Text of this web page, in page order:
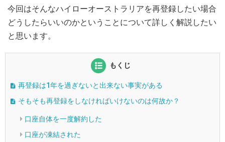
今回はそんなハイローオーストラリアを再登録したい場合
どうしたらいいのかということについて詳しく解説したい
と思います。
もくじ
再登録は1年を過ぎないと出来ない事実がある
そもそも再登録をしなければいけないのは何故か？
口座自体を一度解約した
口座が凍結された